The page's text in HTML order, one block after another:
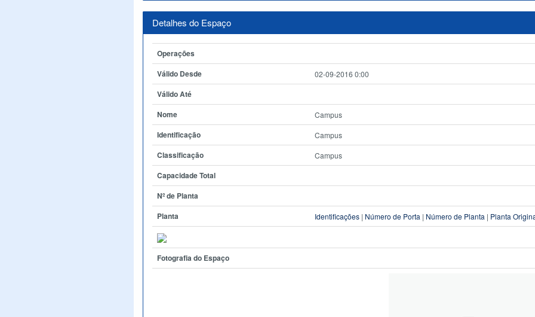
Detalhes do Espaço
Operações
Válido Desde
02-09-2016 0:00
Válido Até
Nome
Campus
Identificação Campus
Classificação Campus
Capacidade Total
Nº de Planta
Planta
Identificações | Número de Porta | Número de Planta | Planta
Fotografia do Espaço